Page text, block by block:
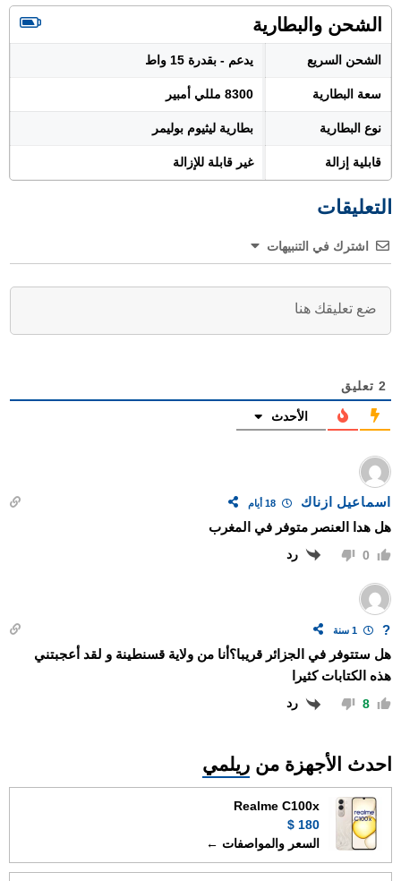
الشحن والبطارية
الشحن السريع يدعم - بقدرة 15 واط
سعة البطارية 8300 مللي أمبير
نوع البطارية بطارية ليثيوم بوليمر
قابلية إزالة غير قابلة للإزالة
التعليقات
اشترك في التنبيهات
2 تعليق
الأحدث
اسماعيل ازناك 18 أيام
هل هدا العنصر متوفر في المغرب
0 رد
?
هل ستتوفر في الجزائر قريبا؟أنا من ولاية قسنطينة و لقد أعجبتني
هذه الكتابات كثيرا
8 رد
احدث الأجهزة من ريلمي
Realme C100x
180 $
السعر والمواصفات ←